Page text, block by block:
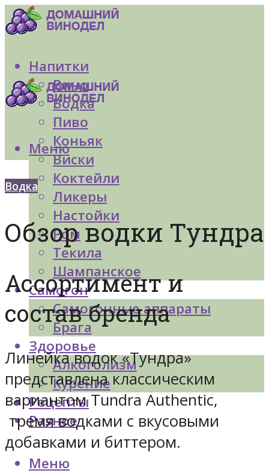
Напитки
Вино
Водка
Пиво
Коньяк
Виски
Коктейли
Ликеры
Настойки
Ром
Текила
Шампанское
Самогон
Самогонные аппараты
Брага
Здоровье
Алкоголизм
Курение
Рецепты
Разное
Меню
Меню
Водка
Обзор водки Тундра
Ассортимент и
состав бренда
Линейка водок «Тундра»
представлена классическим
вариантом Tundra Authentic,
тремя водками с вкусовыми
добавками и биттером.